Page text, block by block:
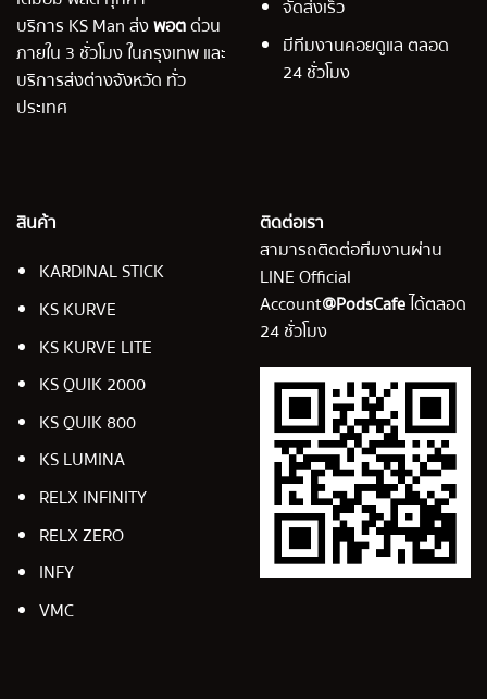
บริการ KS Man ส่งพอตด่วน
ภายใน 3 ชั่วโมง ในกรุงเทพ และ
บริการส่งต่างจังหวัด ทั่ว
ประเทศ
จัดส่งเร็ว
มีทีมงานคอยดูแล ตลอด
24 ชั่วโมง
สินค้า
KARDINAL STICK
KS KURVE
KS KURVE LITE
KS QUIK 2000
KS QUIK 800
KS LUMINA
RELX INFINITY
RELX ZERO
INFY
VMC
ติดต่อเรา
สามารถติดต่อทีมงานผ่าน
LINE Official
Account@PodsCafeได้ตลอด
24 ชั่วโมง